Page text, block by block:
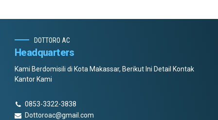
DOTTORO AC
Headquarters
Kami Berdomisili di Kota Makassar, Berikut Ini Detail Kontak
Kantor Kami
0853-3322-3838
Dottoroac@gmail.com